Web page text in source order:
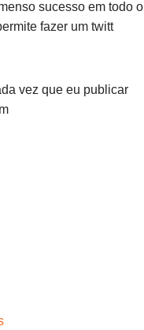
sucesso em todo o
fazer um twitt
vez que eu publicar